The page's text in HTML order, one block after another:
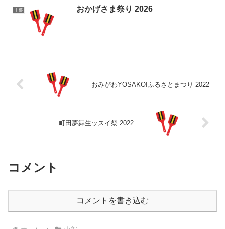
中部 おかげさま祭り 2026
おみがわYOSAKOIふるさとまつり 2022
町田夢舞生ッスイ祭 2022
コメント
コメントを書き込む